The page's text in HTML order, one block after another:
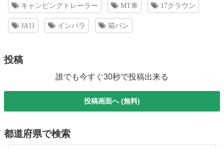
キャンピングトレーラー MT車 17クラウン
JA11 インパラ 箱バン
投稿
誰でも今すぐ30秒で投稿出来る
投稿画面へ (無料)
都道府県で検索